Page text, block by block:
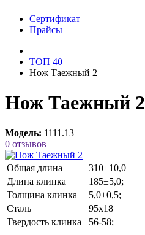
Сертификат
Прайсы
ТОП 40
Нож Таежный 2
Нож Таежный 2
Модель: 1111.13
0 отзывов
Общая длина
310±10,0
Длина клинка
185±5,0;
Толщина клинка
5,0±0,5;
Сталь
95х18
Твердость клинка
56-58;